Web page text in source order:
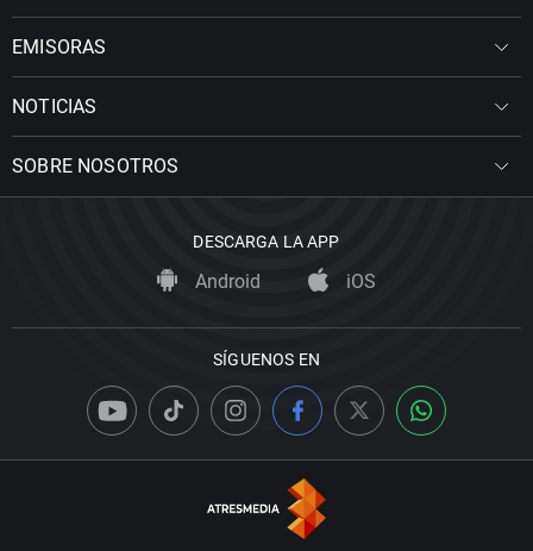
EMISORAS
NOTICIAS
SOBRE NOSOTROS
DESCARGA LA APP
Android iOS
SÍGUENOS EN